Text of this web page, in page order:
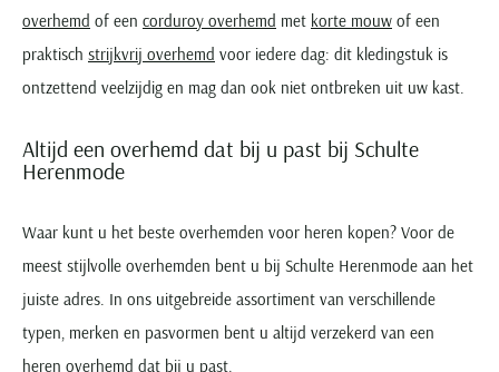
overhemd of een corduroy overhemd met korte mouw of een
praktisch strijkvrij overhemd voor iedere dag: dit kledingstuk is
ontzettend veelzijdig en mag dan ook niet ontbreken uit uw kast.
Altijd een overhemd dat bij u past bij Schulte
Herenmode
Waar kunt u het beste overhemden voor heren kopen? Voor de
meest stijlvolle overhemden bent u bij Schulte Herenmode aan het
juiste adres. In ons uitgebreide assortiment van verschillende
typen, merken en pasvormen bent u altijd verzekerd van een
heren overhemd dat bij u past.